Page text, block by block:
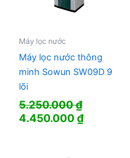
Máy lọc nước
Máy lọc nước thông
minh Sowun SW09D 9
lõi
5.250.000₫
Giá
4.450.000₫Giá